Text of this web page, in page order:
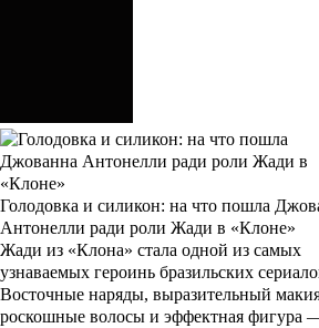
Голодовка и силикон: на что пошла
Антонелли ради роли Жади в «Клоне»
Жади из «Клона» стала одной из самых
узнаваемых героинь бразильских
Восточные наряды, выразительный
роскошные волосы и эффектная фигура